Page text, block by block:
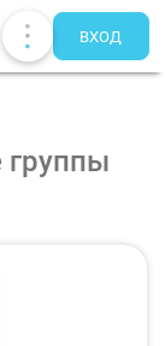
ВХОД
группы